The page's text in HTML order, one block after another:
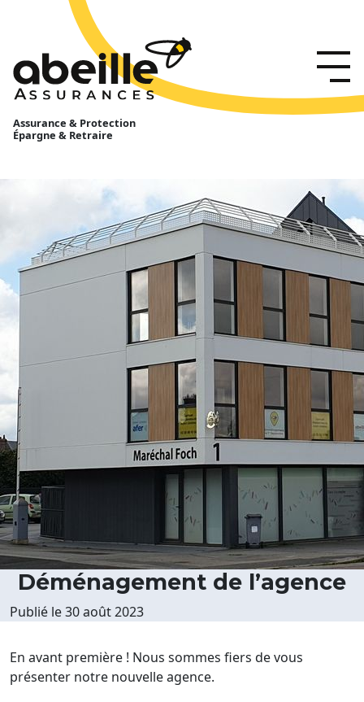
Assurance & Protection
Épargne & Retraire
Déménagement de l’agence
Publié le30 août 2023
En avant première ! Nous sommes fiers de vous
présenter notre nouvelle agence.